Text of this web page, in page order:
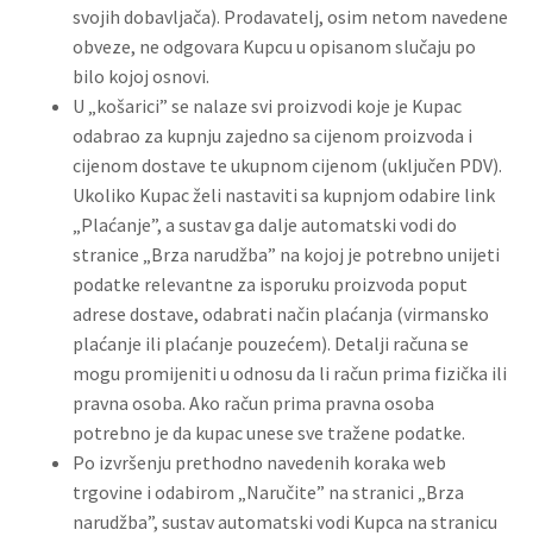
svojih dobavljača). Prodavatelj, osim netom navedene
obveze, ne odgovara Kupcu u opisanom slučaju po
bilo kojoj osnovi.
U „košarici” se nalaze svi proizvodi koje je Kupac
odabrao za kupnju zajedno sa cijenom proizvoda i
cijenom dostave te ukupnom cijenom (uključen PDV).
Ukoliko Kupac želi nastaviti sa kupnjom odabire link
„Plaćanje”, a sustav ga dalje automatski vodi do
stranice „Brza narudžba” na kojoj je potrebno unijeti
podatke relevantne za isporuku proizvoda poput
adrese dostave, odabrati način plaćanja (virmansko
plaćanje ili plaćanje pouzećem). Detalji računa se
mogu promijeniti u odnosu da li račun prima fizička ili
pravna osoba. Ako račun prima pravna osoba
potrebno je da kupac unese sve tražene podatke.
Po izvršenju prethodno navedenih koraka web
trgovine i odabirom „Naručite” na stranici „Brza
narudžba”, sustav automatski vodi Kupca na stranicu